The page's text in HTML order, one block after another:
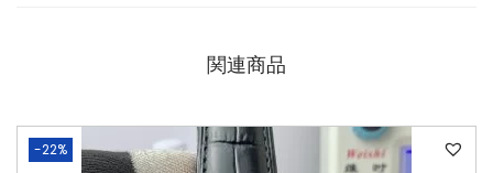
関連商品
-22%